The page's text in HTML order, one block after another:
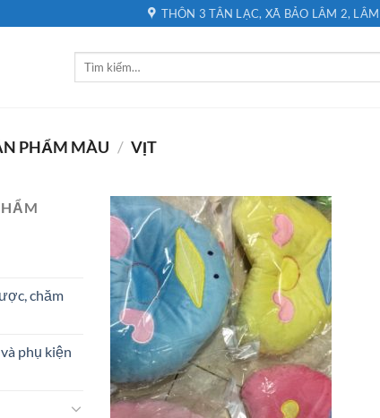
THÔN 3 TÂN LẠC, XÃ BẢO LÂM 2,
Tìm
PHẨM MÀU / VỊT
chăm
phụ kiện